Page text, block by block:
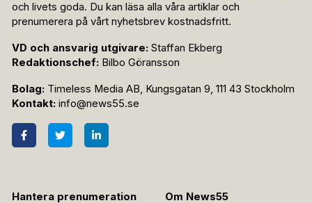
och livets goda. Du kan läsa alla våra artiklar och
prenumerera på vårt nyhetsbrev kostnadsfritt.
VD och ansvarig utgivare: Staffan Ekberg
Redaktionschef: Bilbo Göransson
Bolag: Timeless Media AB, Kungsgatan 9, 111 43 Stockholm
Kontakt: info@news55.se
Hantera prenumeration Om News55